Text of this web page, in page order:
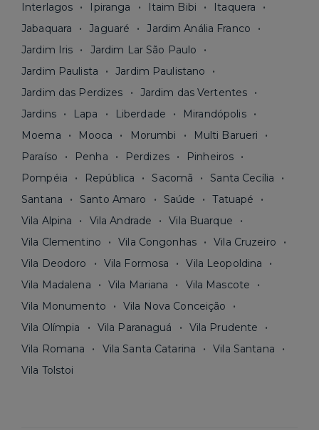
Interlagos
Ipiranga Itaim Bibi
Itaquera
Jabaquara
Jaguaré
Jardim Anália Franco
Jardim Iris
Jardim Lar São Paulo
Jardim Paulista
Jardim Paulistano
Jardim das Perdizes
Jardim das Vertentes
Jardins
Lapa Liberdade
Mirandópolis
Moema
Mooca Morumbi
Multi Barueri
Paraíso
Penha Perdizes
Pinheiros
Pompéia
República Sacomã
Santa Cecília
Santana
Santo Amaro Saúde
Tatuapé
Vila Alpina
Vila Andrade
Vila Buarque
Vila Clementino
Vila Congonhas
Vila Cruzeiro
Vila Deodoro
Vila Formosa
Vila Leopoldina
Vila Madalena
Vila Mariana
Vila Mascote
Vila Monumento
Vila Nova Conceição
Vila Olímpia
Vila Paranaguá
Vila Prudente
Vila Romana
Vila Santa Catarina
Vila Santana
Vila Tolstoi